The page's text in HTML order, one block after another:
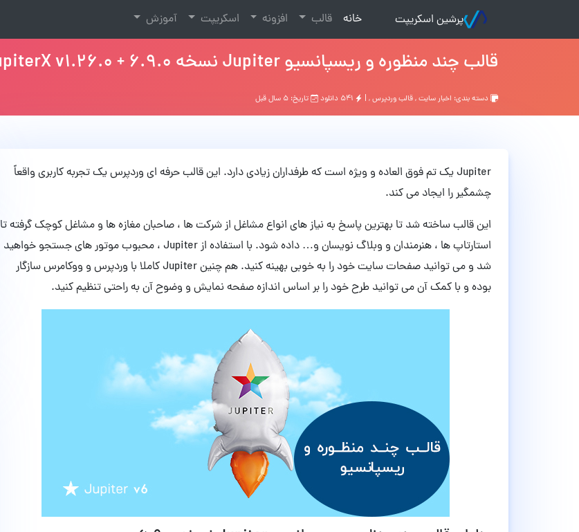
پرشین اسکریپت خانه
(current) قالب افزونه اسکریپت آموزش
قالب چند منظوره و ریسپانسیو Jupiter نسخه 6.9.0 + JupiterX v1.26.0
دسته بندی: اخبار سایت,قالب وردپرس, | تاریخ: ۵ سال قبل
Jupiter یک تم فوق العاده و ویژه است که طرفداران زیادی دارد. این قالب حرفه ای وردپرس
یک تجربه کاربری واقعاً
چشمگیر را ایجاد می کند.
این قالب ساخته شد تا بهترین پاسخ به نیاز های انواع مشاغل از شرکت ها ، صاحبان مغازه ها و مشاغل کوچک گرفته تا
استارتاپ ها ، هنرمندان و وبلاگ نویسان و… داده شود. با استفاده از Jupiter ، محبوب موتور های جستجو خواهید
شد و می توانید صفحات سایت خود را به خوبی بهینه کنید. هم چنین Jupiter کاملا با وردپرس و ووکامرس سازگار
بوده و با کمک آن می توانید طرح خود را بر اساس اندازه صفحه نمایش و وضوح آن به راحتی تنظیم کنید.